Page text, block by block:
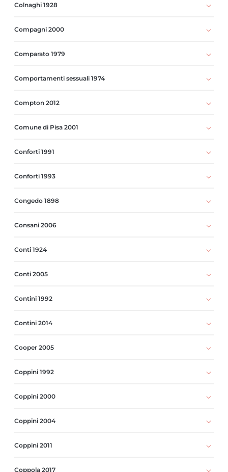
Colnaghi 1928
Compagni 2000
Comparato 1979
Comportamenti sessuali 1974
Compton 2012
Comune di Pisa 2001
Conforti 1991
Conforti 1993
Congedo 1898
Consani 2006
Conti 1924
Conti 2005
Contini 1992
Contini 2014
Cooper 2005
Coppini 1992
Coppini 2000
Coppini 2004
Coppini 2011
Coppola 2017